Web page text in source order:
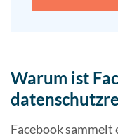
Warum ist
Facebook